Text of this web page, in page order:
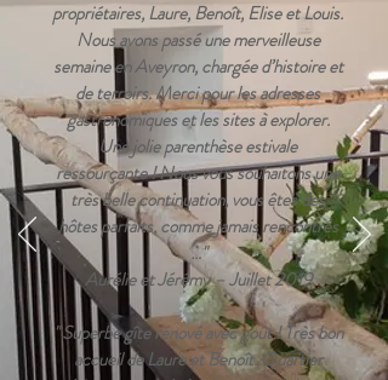
propriétaires, Laure, Benoît, Elise et Louis.
Nous avons passé une merveilleuse
semaine en Aveyron, chargée d’histoire et
de terroirs. Merci pour les adresses
gastronomiques et les sites à explorer.
Une jolie parenthèse estivale
ressourçante ! Nous vous souhaitons une
très belle continuation, vous êtes des
hôtes parfaits, comme jamais rencontrés
…"
Aurélie et Jérémy – Juillet 2019
" Superbe gîte rénové avec goût ! Très bon
accueil de Laure et Benoît. Quartier